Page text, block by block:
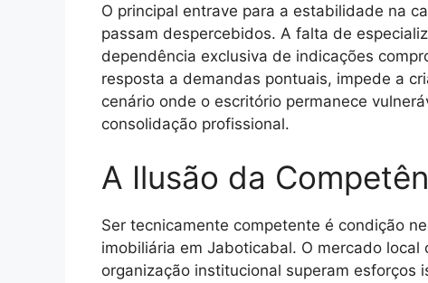
O principal entrave para a estabilidade na
passam despercebidos. A falta de
dependência exclusiva de indicações
resposta a demandas pontuais, impede a
cenário onde o escritório permanece
consolidação profissional.
A Ilusão da
Ser tecnicamente competente é condição
imobiliária em Jaboticabal. O mercado
organização institucional superam